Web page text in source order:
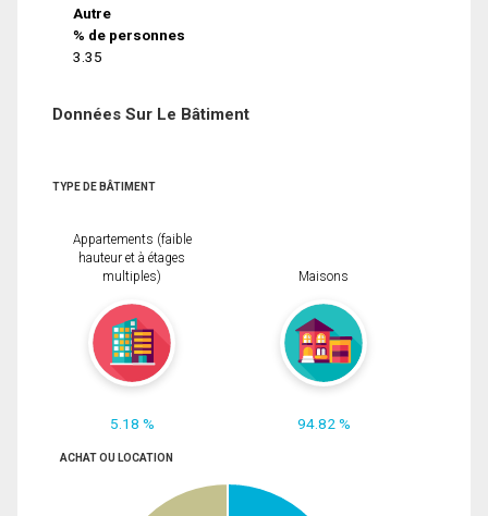
Autre
% de personnes
3.35
Données Sur Le Bâtiment
TYPE DE BÂTIMENT
Appartements (faible
hauteur et à étages
multiples)
5.18 %
Maisons
94.82 %
ACHAT OU LOCATION